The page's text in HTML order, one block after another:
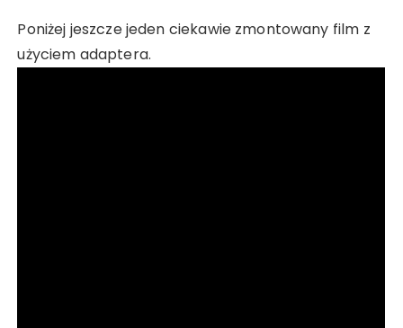
Poniżej jeszcze jeden ciekawie zmontowany film z
użyciem adaptera.